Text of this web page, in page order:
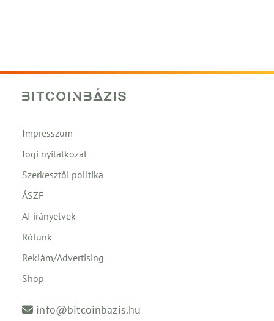
Impresszum
Jogi nyilatkozat
Szerkesztői politika
ÁSZF
AI irányelvek
Rólunk
Reklám/Advertising
Shop
info@bitcoinbazis.hu